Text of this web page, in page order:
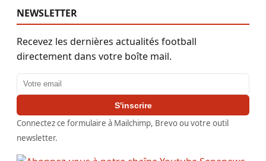
NEWSLETTER
Recevez les dernières actualités football
directement dans votre boîte mail.
Adresse email
S'inscrire
Connectez ce formulaire à Mailchimp, Brevo ou votre outil
newsletter.